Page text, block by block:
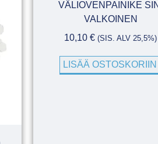
VÄLIOVENPAINIKE SINI
VALKOINEN
10,10 € (SIS. ALV 25,5%)
LISÄÄ OSTOSKORIIN